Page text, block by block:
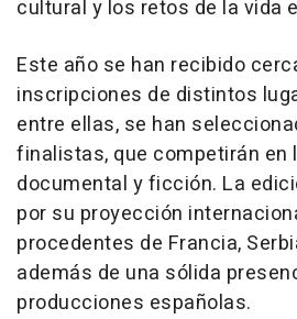
cultural y los retos de la vida
Este año se han recibido
inscripciones de distintos
entre ellas, se han
finalistas, que competirán en
documental y ficción. La
por su proyección
procedentes de Francia,
además de una sólida
producciones españolas.